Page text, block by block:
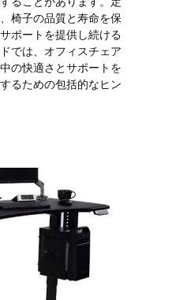
椅子の品質と寿命を保
ポートを提供し続ける
では、オフィスチェア
の快適さとサポートを
るための包括的なヒン